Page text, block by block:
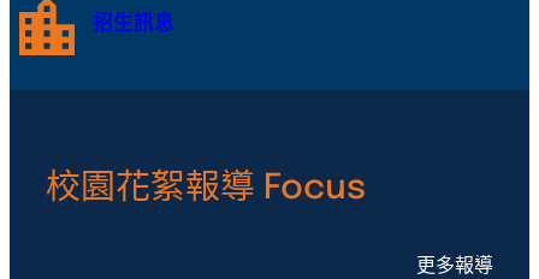
招生訊息
校園花絮報導 Focus
更多報導